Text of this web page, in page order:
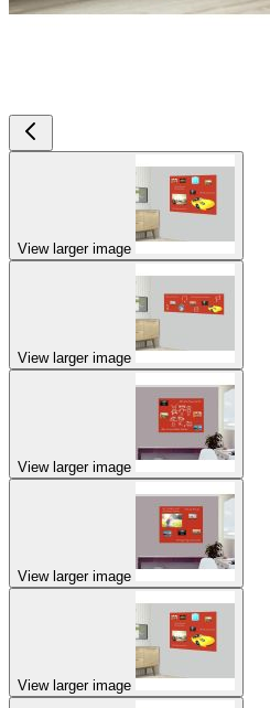
View larger image
View larger image
View larger image
View larger image
View larger image